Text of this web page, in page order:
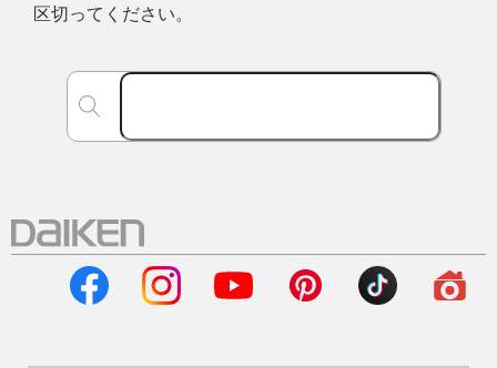
区切ってください。